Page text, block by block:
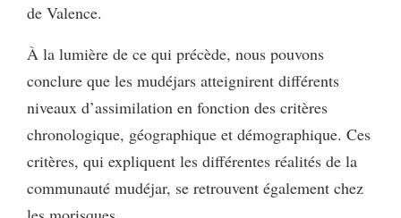
de Valence.
À la lumière de ce qui précède, nous pouvons
conclure que les mudéjars atteignirent différents
niveaux d’assimilation en fonction des critères
chronologique, géographique et démographique. Ces
critères, qui expliquent les différentes réalités de la
communauté mudéjar, se retrouvent également chez